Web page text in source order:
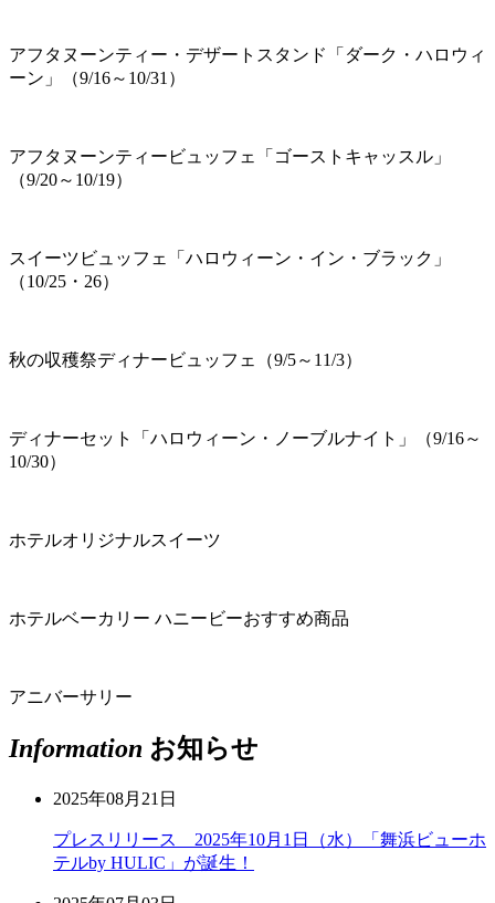
アフタヌーンティー・デザートスタンド「ダーク・ハロウィ
ーン」（9/16～10/31）
アフタヌーンティービュッフェ「ゴーストキャッスル」
（9/20～10/19）
スイーツビュッフェ「ハロウィーン・イン・ブラック」
（10/25・26）
秋の収穫祭ディナービュッフェ（9/5～11/3）
ディナーセット「ハロウィーン・ノーブルナイト」（9/16～
10/30）
ホテルオリジナルスイーツ
ホテルベーカリー ハニービーおすすめ商品
アニバーサリー
Information お知らせ
2025年08月21日
プレスリリース 2025年10月1日（水）「舞浜ビューホ
テルby HULIC」が誕生！